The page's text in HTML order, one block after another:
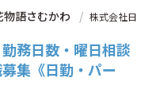
語さむかわ
株式会社日
務日数・曜日相談
集《日勤・パー